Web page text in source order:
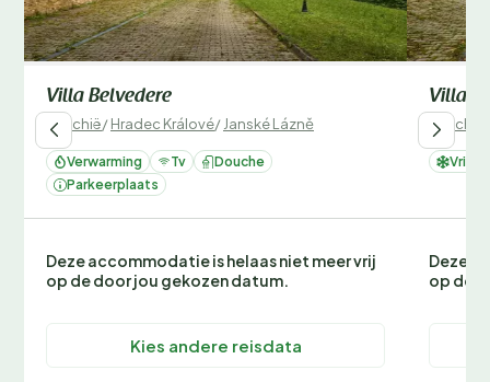
Villa Belvedere
Tsjechië/Hradec Králové/Janské Lázně
Verwarming Tv
Douche
Parkeerplaats
Deze accommodatie is helaas niet meer vrij
op de door jou gekozen datum.
Kies andere reisdata
Villa
Tsjechië
Deze
op de